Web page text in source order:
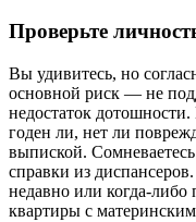
Проверьте
Вы удивитесь, но
основной риск — не
недостаток
годен ли, нет ли
выпиской.
справки из
недавно или когда-
квартиры с